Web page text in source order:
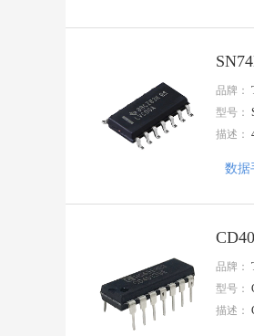
卓睿
Nextron(台湾正凌)
TAITIEN(泰艺电子)
Ckmtw(灿科盟)
惠华
SAMYOUNG(韩国三莹)
ABLIC(艾普凌科)
精拓金
FMD
品牌：
型号：
描述：
数据
品牌：
型号：
描述：